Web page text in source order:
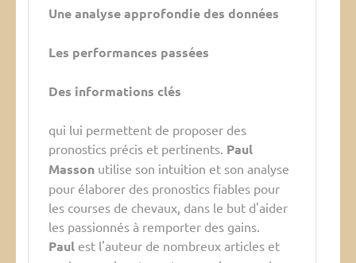
Une analyse approfondie des données
Les performances passées
Des informations clés
qui lui permettent de proposer des
pronostics précis et pertinents. Paul
Masson utilise son intuition et son analyse
pour élaborer des pronostics fiables pour
les courses de chevaux, dans le but d'aider
les passionnés à remporter des gains.
Paul est l'auteur de nombreux articles et